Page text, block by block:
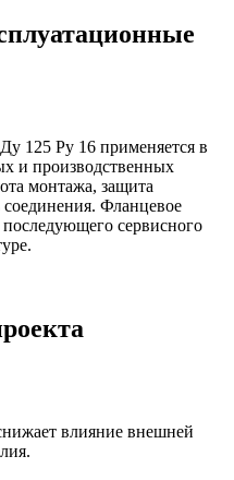
125 Ру 16 применяется в
и производственных
монтажа, защита
Фланцевое
сервисного
влияние внешней